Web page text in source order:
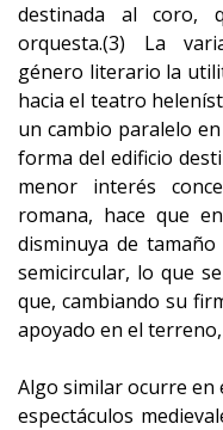
destinada al coro,
orquesta.(3) La
género literario la
hacia el teatro
un cambio paralelo
forma del edificio
menor interés
romana, hace que
disminuya de
semicircular, lo que
que, cambiando su
apoyado en el
Algo similar ocurre en
espectáculos